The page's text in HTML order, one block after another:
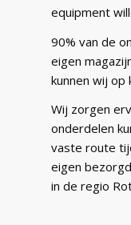
equipment
90% van de
eigen
kunnen wij
Wij zorgen
onderdelen
vaste route
eigen
in de regio